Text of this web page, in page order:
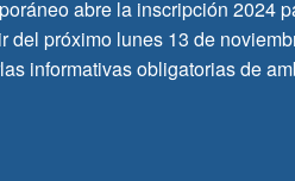
abre la inscripción 2024
del próximo lunes 13 de
informativas obligatorias de